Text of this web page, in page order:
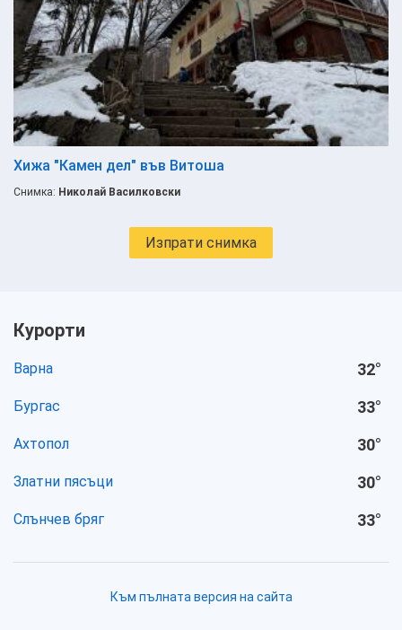
Хижа "Камен дел" във Витоша
Снимка: Николай Василковски
Изпрати снимка
Курорти
Варна 32°
Бургас 33°
Ахтопол 30°
Златни пясъци 30°
Слънчев бряг 33°
Към пълната версия на сайта